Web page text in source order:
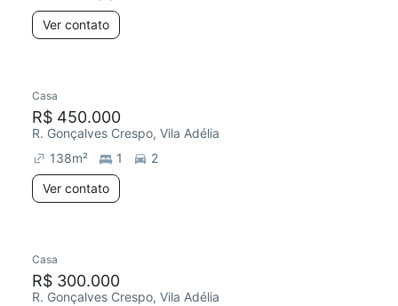
Ver contato
Casa
R$ 450.000
R. Gonçalves Crespo, Vila Adélia
138m² 1
2
Ver contato
Casa
R$ 300.000
R. Gonçalves Crespo, Vila Adélia